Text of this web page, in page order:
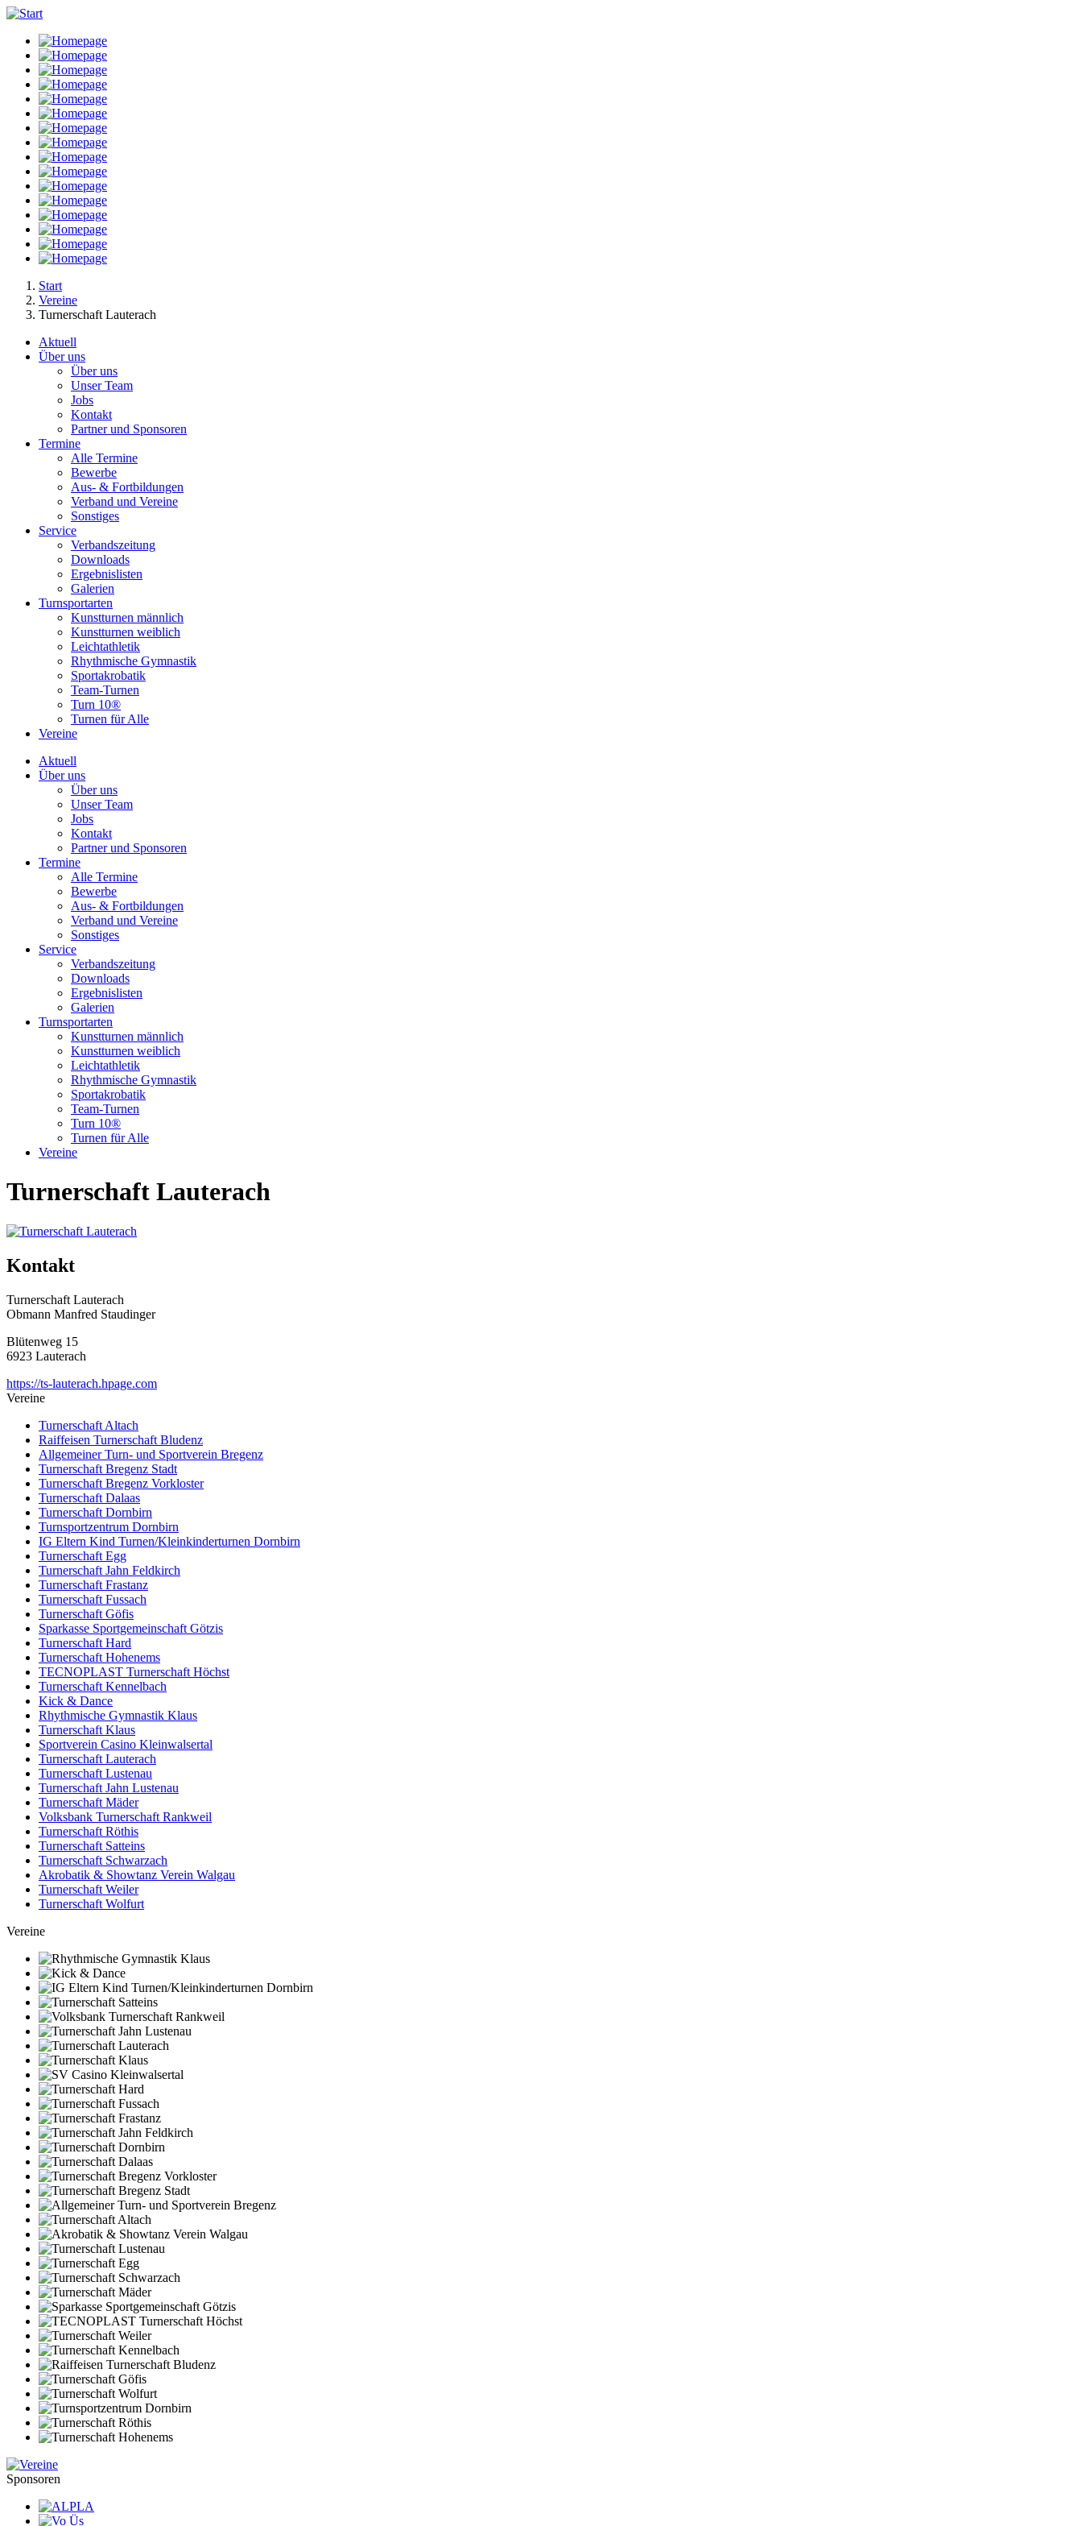
Direkt
Inhalt
Pfadnavigation
Start
Vereine
Turnerschaft Lauterach
Topmenu
Aktuell
Über uns
Über uns
Unser Team
Jobs
Kontakt
Partner und Sponsoren
Termine
Alle Termine
Bewerbe
Aus- & Fortbildungen
Verband und Vereine
Sonstiges
Service
Verbandszeitung
Downloads
Ergebnislisten
Galerien
Turnsportarten
Kunstturnen männlich
Kunstturnen weiblich
Leichtathletik
Rhythmische Gymnastik
Sportakrobatik
Team-Turnen
Turn 10®
Turnen für Alle
Vereine
Aktuell
Über uns
Über uns
Unser Team
Jobs
Kontakt
Partner und Sponsoren
Termine
Alle Termine
Bewerbe
Aus- & Fortbildungen
Verband und Vereine
Sonstiges
Service
Verbandszeitung
Downloads
Ergebnislisten
Galerien
Turnsportarten
Kunstturnen männlich
Kunstturnen weiblich
Leichtathletik
Rhythmische Gymnastik
Sportakrobatik
Team-Turnen
Turn 10®
Turnen für Alle
Vereine
Turnerschaft Lauterach
Kontakt
Turnerschaft Lauterach
Obmann Manfred Staudinger
Blütenweg 15
6923 Lauterach
https://ts-lauterach.hpage.com
Vereine
Turnerschaft Altach
Raiffeisen Turnerschaft Bludenz
Allgemeiner Turn- und Sportverein Bregenz
Turnerschaft Bregenz Stadt
Turnerschaft Bregenz Vorkloster
Turnerschaft Dalaas
Turnerschaft Dornbirn
Turnsportzentrum Dornbirn
IG Eltern Kind Turnen/Kleinkinderturnen Dornbirn
Turnerschaft Egg
Turnerschaft Jahn Feldkirch
Turnerschaft Frastanz
Turnerschaft Fussach
Turnerschaft Göfis
Sparkasse Sportgemeinschaft Götzis
Turnerschaft Hard
Turnerschaft Hohenems
TECNOPLAST Turnerschaft Höchst
Turnerschaft Kennelbach
Kick & Dance
Rhythmische Gymnastik Klaus
Turnerschaft Klaus
Sportverein Casino Kleinwalsertal
Turnerschaft Lauterach
Turnerschaft Lustenau
Turnerschaft Jahn Lustenau
Turnerschaft Mäder
Volksbank Turnerschaft Rankweil
Turnerschaft Röthis
Turnerschaft Satteins
Turnerschaft Schwarzach
Akrobatik & Showtanz Verein Walgau
Turnerschaft Weiler
Turnerschaft Wolfurt
Vereine
Sponsoren